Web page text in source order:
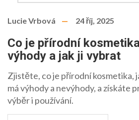
Lucie Vrbová 24 říj, 2025
Co je přírodní
výhody a jak ji vybrat
Zjistěte, co je přírodní kosmetika,
má výhody a nevýhody, a získáte
výběr i používání.